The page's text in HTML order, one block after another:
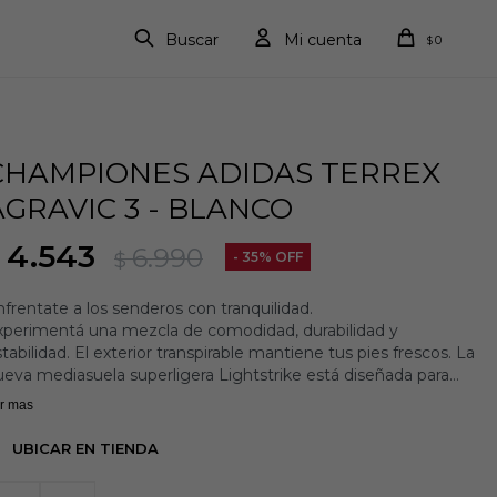
$0
ADIDAS TERREX
3 - BLANCO
4.543 $ 6.990 35
a los senderos con tranquilidad.
una mezcla de comodidad, durabilidad y
El exterior transpirable mantiene tus pies frescos. La
mediasuela superligera Lightstrike está diseñada para
comodidad y dinamismo a lo largo del camino,
3 podés correr cada sendero con confianza gracias a la
mas
UBICAR EN TIENDA